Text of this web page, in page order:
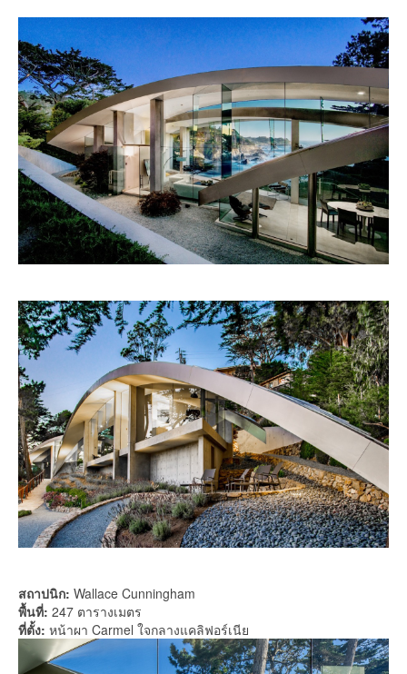
สถาปนิก: Wallace Cunningham
พื้นที่: 247 ตารางเมตร
ที่ตั้ง: หน้าผา Carmel ใจกลางแคลิฟอร์เนีย